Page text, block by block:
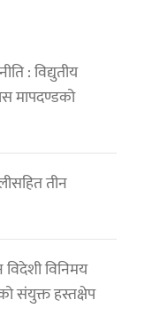
: विद्युतीय
मापदण्डको
तीन
विनिमय
संयुक्त हस्तक्षेप